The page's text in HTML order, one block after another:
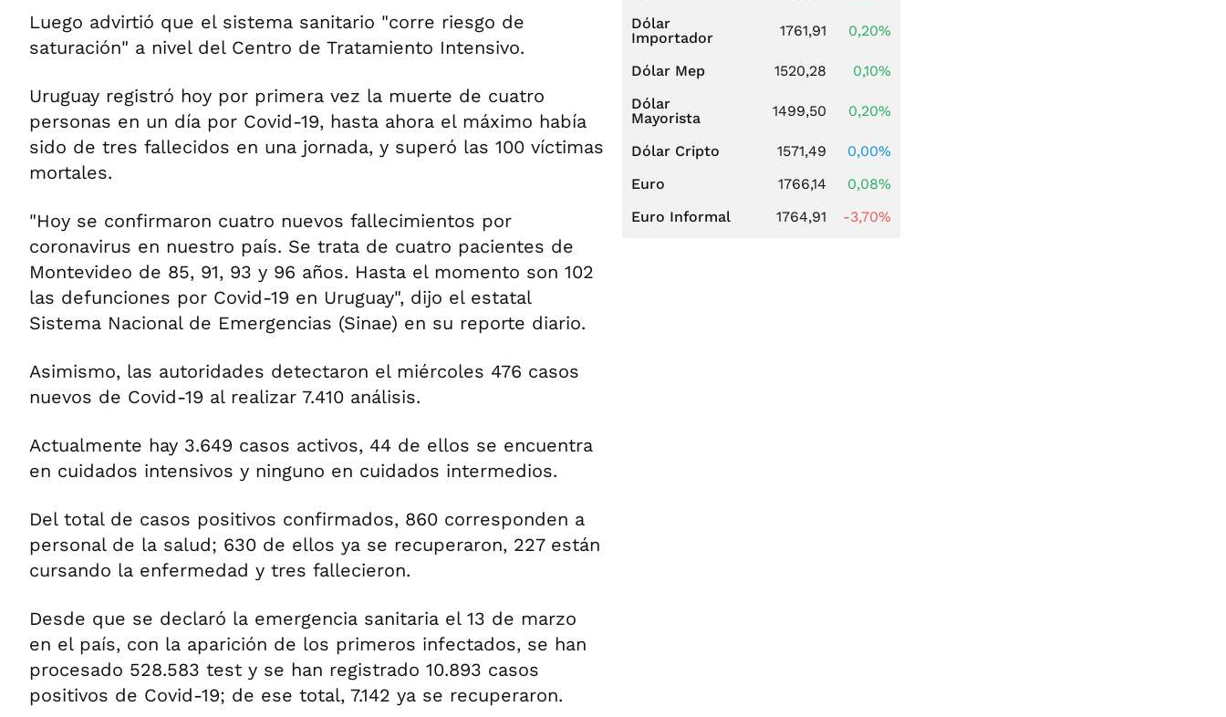
Luego advirtió que el sistema sanitario "corre riesgo de
saturación" a nivel del Centro de Tratamiento Intensivo.
Uruguay registró hoy por primera vez la muerte de cuatro
personas en un día por Covid-19, hasta ahora el máximo había
sido de tres fallecidos en una jornada, y superó las 100 víctimas
mortales.
"Hoy se confirmaron cuatro nuevos fallecimientos por
coronavirus en nuestro país. Se trata de cuatro pacientes de
Montevideo de 85, 91, 93 y 96 años. Hasta el momento son 102
las defunciones por Covid-19 en Uruguay", dijo el estatal
Sistema Nacional de Emergencias (Sinae) en su reporte diario.
Asimismo, las autoridades detectaron el miércoles 476 casos
nuevos de Covid-19 al realizar 7.410 análisis.
Actualmente hay 3.649 casos activos, 44 de ellos se encuentra
en cuidados intensivos y ninguno en cuidados intermedios.
Del total de casos positivos confirmados, 860 corresponden a
personal de la salud; 630 de ellos ya se recuperaron, 227 están
cursando la enfermedad y tres fallecieron.
Desde que se declaró la emergencia sanitaria el 13 de marzo
en el país, con la aparición de los primeros infectados, se han
procesado 528.583 test y se han registrado 10.893 casos
positivos de Covid-19; de ese total, 7.142 ya se recuperaron.
Dólar
Importador
1761,91 0,20%
Dólar Mep 1520,28
0,10%
Dólar
Mayorista
1499,50 0,20%
Dólar Cripto 1571,49
0,00%
Euro
1766,14
0,08%
Euro Informal
1764,91 -3,70%